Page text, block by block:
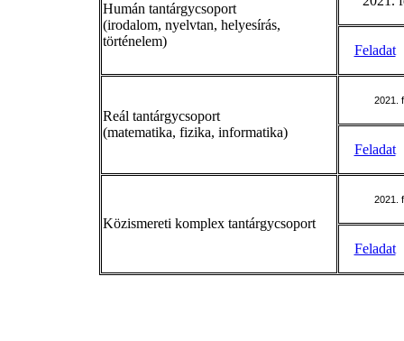
Humán tantárgycsoport
(irodalom, nyelvtan, helyesírás,
történelem)
Feladat
Reál tantárgycsoport
(matematika, fizika, informatika)
2021.
Feladat
Közismereti komplex tantárgycsoport
2021.
Feladat